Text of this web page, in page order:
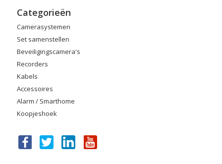
Categorieën
Camerasystemen
Set samenstellen
Beveiligingscamera's
Recorders
Kabels
Accessoires
Alarm / Smarthome
Koopjeshoek